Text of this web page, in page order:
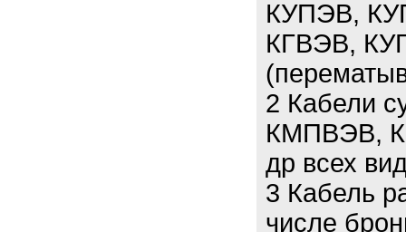
КУПЭВ,
КГВЭВ,
2 Кабели
КМПВЭВ,
др всех
3 Кабель
числе